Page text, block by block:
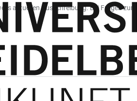
aktuellen Ausschreibung. Bei Fragen